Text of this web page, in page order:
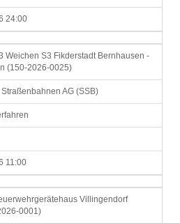
24:00
Weichen S3 Fikderstadt Bernhausen -
(150-2026-0025)
AG (SSB)
11:00
Villingendorf
0001)